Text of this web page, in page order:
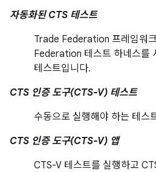
자동화된 CTS 테스트
Trade Federation 프레임워
Federation 테스트 하네스를
테스트입니다.
CTS 인증 도구(CTS-V) 테스트
수동으로 실행해야 하는 테스
CTS 인증 도구(CTS-V) 앱
CTS-V 테스트를 실행하고